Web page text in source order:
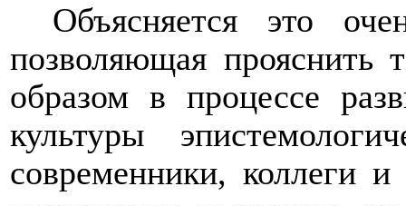
Объясняется это
позволяющая прояснить
образом в процессе
культуры
современники, коллеги